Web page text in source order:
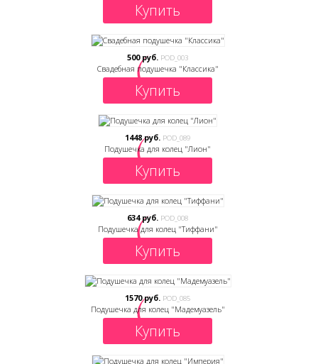
Купить
500 руб. POD_003
Свадебная подушечка "Классика"
Купить
1448 руб. POD_089
Подушечка для колец "Лион"
Купить
634 руб. POD_008
Подушечка для колец "Тиффани"
Купить
1570 руб. POD_085
Подушечка для колец "Мадемуазель"
Купить